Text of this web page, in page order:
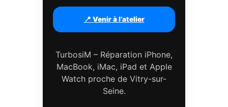
📍 Venir à l’atelier
TurbosiM – Réparation iPhone,
MacBook, iMac, iPad et Apple
Watch proche de Vitry-sur-
Seine.